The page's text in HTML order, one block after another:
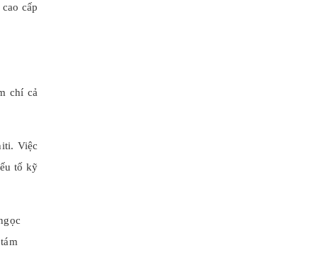
cấp
chí cả
Việc
tố kỹ